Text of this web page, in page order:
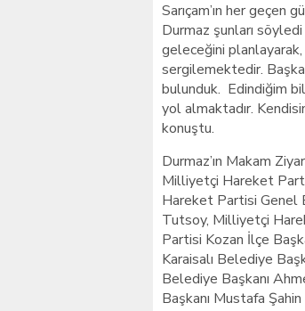
Sarıçam’ın her
Durmaz şunları
geleceğini
sergilemektedir.
bulunduk. Edindiğim
yol almaktadır.
konuştu.
Durmaz’ın Makam
Milliyetçi Hareket
Hareket Partisi Genel
Tutsoy, Milliyetçi
Partisi Kozan İlçe
Karaisalı Belediye
Belediye Başkanı
Başkanı Mustafa